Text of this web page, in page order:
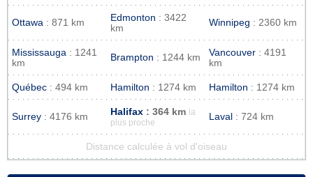
Ottawa : 871 km Edmonton : 3422
km
Winnipeg : 2360 km
Mississauga : 1241
km
Brampton : 1244 km Vancouver : 4191
km
Québec : 494 km Hamilton : 1274 km Hamilton : 1274 km
Surrey : 4176 km Halifax : 364 km
la
plus proche
Laval : 724 km
Distance calculée à vol d'oiseau